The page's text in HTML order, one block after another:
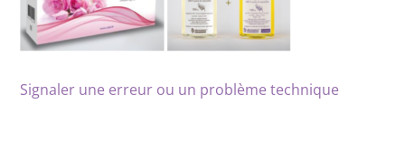
Signaler une erreur ou un problème technique